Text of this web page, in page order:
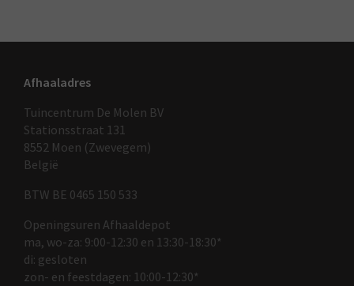
Afhaaladres
Tuincentrum De Molen BV
Stationsstraat 131
8552 Moen (Zwevegem)
België
BTW BE 0465 150 533
Openingsuren Afhaaldepot
ma, wo-za: 9:00-12:30 en 13:30-18:30*
di: gesloten
zon- en feestdagen: 10:00-12:30*